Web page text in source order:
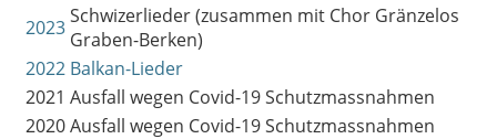
2023Schwizerlieder (zusammen mit Chor Gränzelos
Graben-Berken)
2022 Balkan-Lieder
2021 Ausfall wegen Covid-19 Schutzmassnahmen
2020Ausfall wegen Covid-19 Schutzmassnahmen